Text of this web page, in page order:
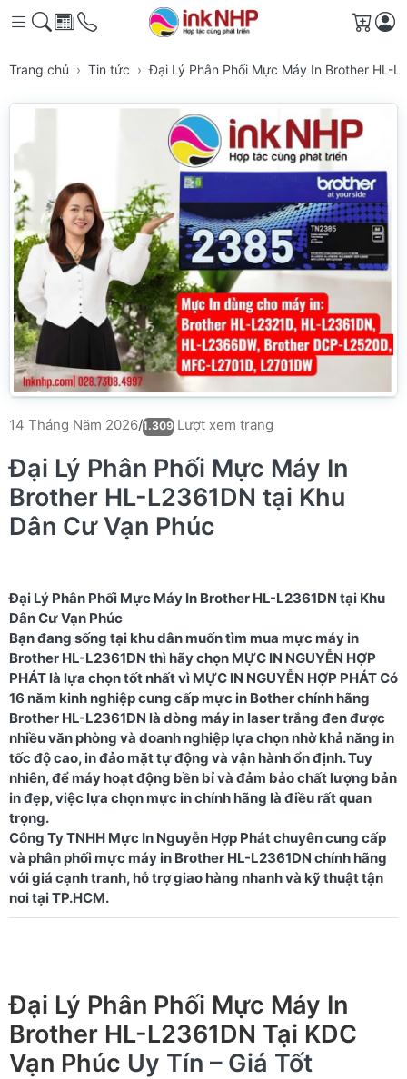
Giỏ
Trang chủ Tin tức Đại Lý Phân Phối Mực Máy In Brother HL-
14 Tháng Năm 2026/1.309 Lượt xem trang
Đại Lý Phân Phối Mực Máy In
Brother HL-L2361DN tại Khu
Dân Cư Vạn Phúc
Đại Lý Phân Phối Mực Máy In Brother HL-L2361DN tại Khu
Dân Cư Vạn Phúc
Bạn đang sống tại khu dân muốn tìm mua mực máy in
Brother HL-L2361DN thì hãy chọn MỰC IN NGUYỄN HỢP
PHÁT là lựa chọn tốt nhất vì MỰC IN NGUYỄN HỢP PHÁT Có
16 năm kinh nghiệp cung cấp mực in Bother chính hãng
Brother HL-L2361DN là dòng máy in laser trắng đen được
nhiều văn phòng và doanh nghiệp lựa chọn nhờ khả năng in
tốc độ cao, in đảo mặt tự động và vận hành ổn định. Tuy
nhiên, để máy hoạt động bền bỉ và đảm bảo chất lượng bản
in đẹp, việc lựa chọn mực in chính hãng là điều rất quan
trọng.
Công Ty TNHH Mực In Nguyễn Hợp Phát chuyên cung cấp
và phân phối mực máy in Brother HL-L2361DN chính hãng
với giá cạnh tranh, hỗ trợ giao hàng nhanh và kỹ thuật tận
Đại Lý Phân Phối Mực Máy In
Brother HL-L2361DN Tại KDC
Vạn Phúc Uy Tín – Giá Tốt